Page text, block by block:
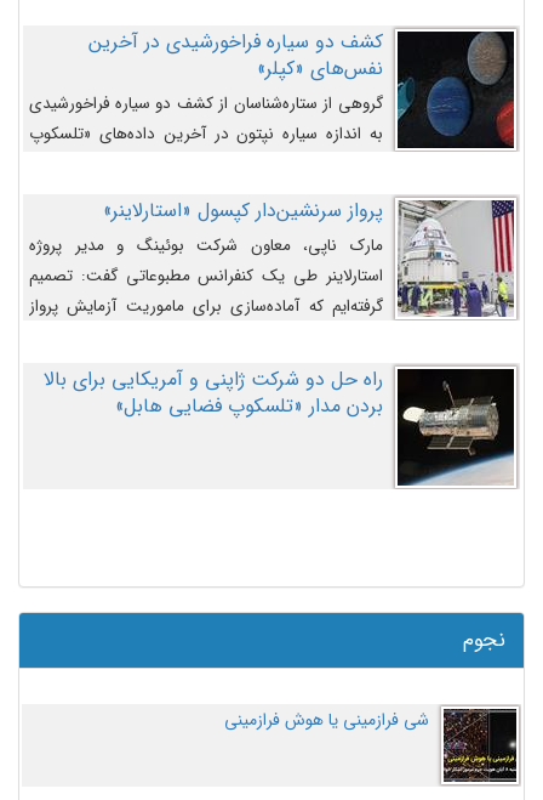
کشف دو سیاره فراخورشیدی در آخرین
نفس‌های «کپلر»
گروهی از ستاره‌شناسان از کشف دو سیاره فراخورشیدی
به اندازه سیاره نپتون در آخرین داده‌های «تلسکوپ
پرواز سرنشین‌دار کپسول «استارلاینر»
مارک ناپی، معاون شرکت بوئینگ و مدیر پروژه
استارلاینر طی یک کنفرانس مطبوعاتی گفت: تصمیم
گرفته‌ایم که آماده‌سازی برای ماموریت آزمایش پرواز
اصلاح کنیم.
راه حل دو شرکت ژاپنی و آمریکایی برای بالا
بردن مدار «تلسکوپ فضایی هابل»
نجوم
شی فرازمینی یا هوش فرازمینی